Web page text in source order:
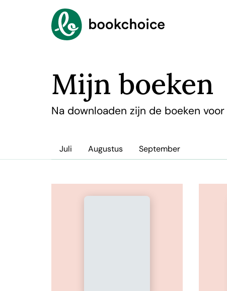
Mijn boeken
Na downloaden zijn de boeken
Juli Augustus September